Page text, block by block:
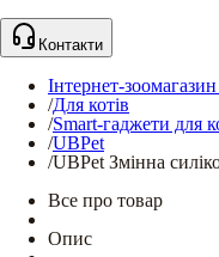
Контакти
Інтернет-
/Для котів
/Smart-гаджети для
/UBPet
/UBPet Змінна
Все про товар
Опис